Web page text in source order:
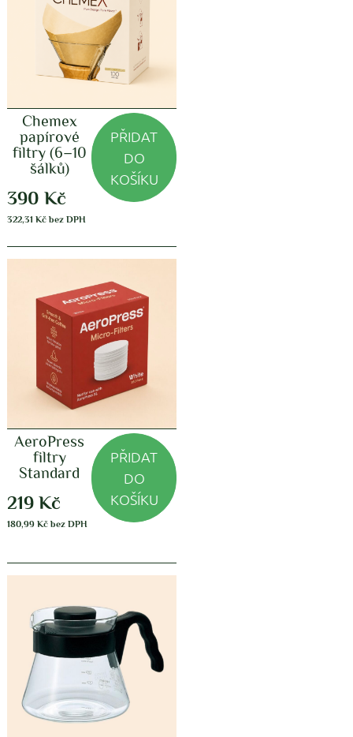
Chemex
papírové
filtry (6–10
šálků)
390 Kč
322,31 Kčbez DPH
PŘIDAT
DO
KOŠÍKU
AeroPress
filtry
Standard
219 Kč
180,99 Kčbez DPH
PŘIDAT
DO
KOŠÍKU